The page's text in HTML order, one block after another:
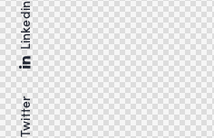
Twitter
Linkedin